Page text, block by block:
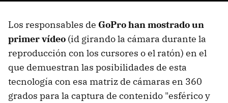
Los responsables de GoPro han mostrado un
primer vídeo (id girando la cámara durante la
reproducción con los cursores o el ratón) en el
que demuestran las posibilidades de esta
tecnología con esa matriz de cámaras en 360
grados para la captura de contenido "esférico y